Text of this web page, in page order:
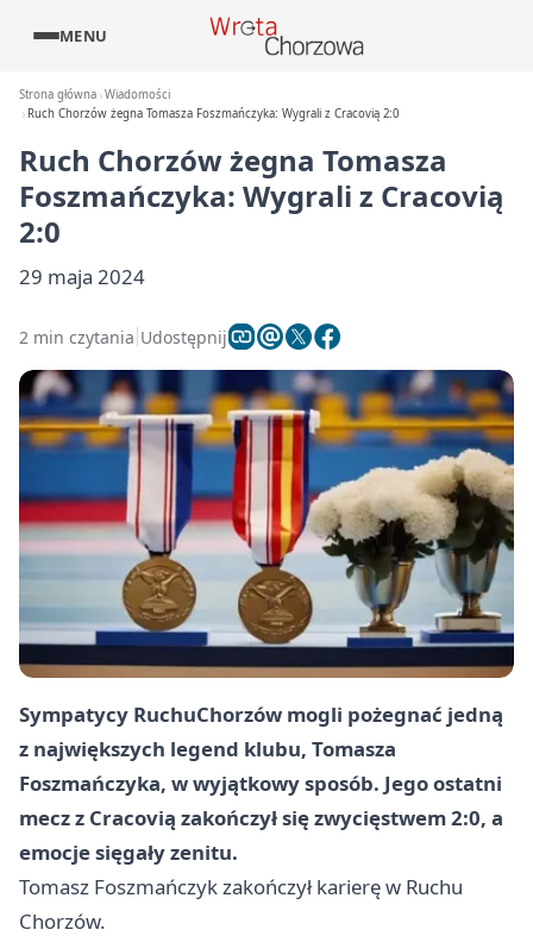
MENU
Strona główna Wiadomości
Ruch Chorzów żegna Tomasza Foszmańczyka: Wygrali z Cracovią 2:0
Ruch Chorzów żegna Tomasza
Foszmańczyka: Wygrali z Cracovią
2:0
29 maja 2024
2 min czytania Udostępnij
Sympatycy RuchuChorzów mogli pożegnać jedną
z największych legend klubu, Tomasza
Foszmańczyka, w wyjątkowy sposób. Jego ostatni
mecz z Cracovią zakończył się zwycięstwem 2:0, a
emocje sięgały zenitu.
Tomasz Foszmańczyk zakończył karierę w Ruchu
Chorzów.